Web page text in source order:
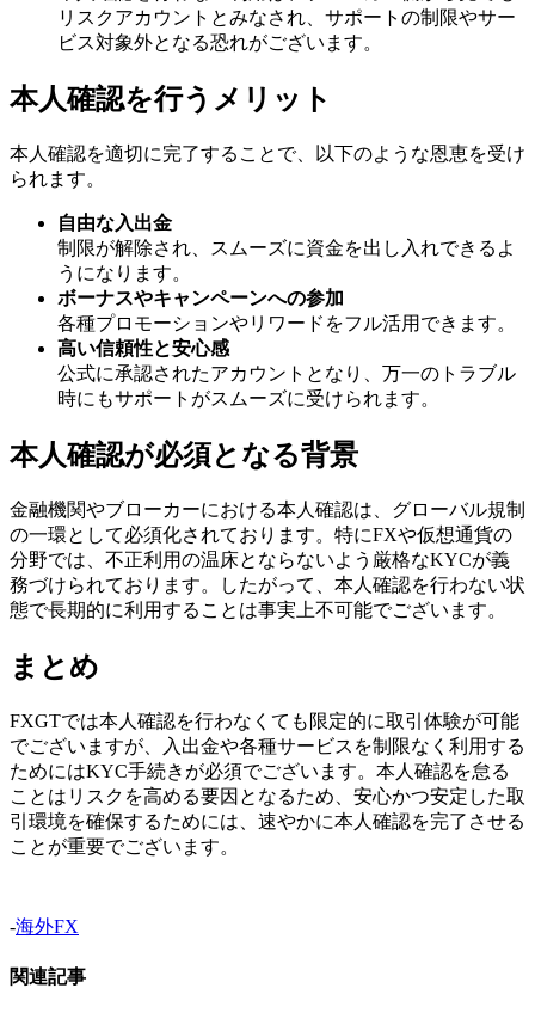
リスクアカウントとみなされ、サポートの制限やサー
ビス対象外となる恐れがございます。
本人確認を行うメリット
本人確認を適切に完了することで、以下のような恩恵を受け
られます。
自由な入出金
制限が解除され、スムーズに資金を出し入れできるよ
うになります。
ボーナスやキャンペーンへの参加
各種プロモーションやリワードをフル活用できます。
高い信頼性と安心感
公式に承認されたアカウントとなり、万一のトラブル
時にもサポートがスムーズに受けられます。
本人確認が必須となる背景
金融機関やブローカーにおける本人確認は、グローバル規制
の一環として必須化されております。特にFXや仮想通貨の
分野では、不正利用の温床とならないよう厳格なKYCが義
務づけられております。したがって、本人確認を行わない状
態で長期的に利用することは事実上不可能でございます。
まとめ
FXGTでは本人確認を行わなくても限定的に取引体験が可能
でございますが、入出金や各種サービスを制限なく利用する
ためにはKYC手続きが必須でございます。本人確認を怠る
ことはリスクを高める要因となるため、安心かつ安定した取
引環境を確保するためには、速やかに本人確認を完了させる
ことが重要でございます。
-海外FX
関連記事